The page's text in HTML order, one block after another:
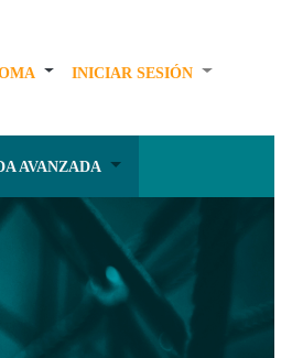
INICIAR SESIÓN
AVANZADA